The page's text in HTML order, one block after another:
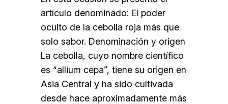
artículo denominado: El poder
oculto de la cebolla roja más que
solo sabor. Denominación y origen
La cebolla, cuyo nombre científico
es “allium cepa”, tiene su origen en
Asia Central y ha sido cultivada
desde hace aproximadamente más